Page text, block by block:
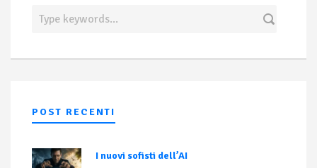
POST RECENTI
I nuovi sofisti dell’AI